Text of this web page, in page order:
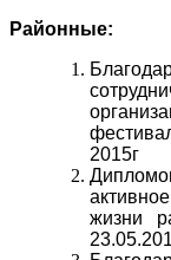
Районные:
2015г
жизни